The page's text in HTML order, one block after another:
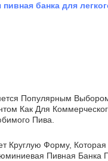
банка для
Популярным
Как Для
Пива.
Форму, Которая
Пивная Банка